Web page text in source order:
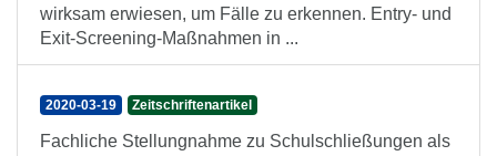
wirksam erwiesen, um Fälle zu erkennen. Entry- und
Exit-Screening-Maßnahmen in ...
2020-03-19 Zeitschriftenartikel
Fachliche Stellungnahme zu Schulschließungen als